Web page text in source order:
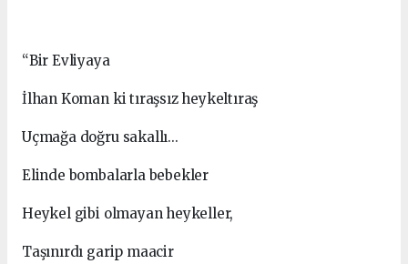
“Bir Evliyaya
İlhan Koman ki tıraşsız heykeltıraş
Uçmağa doğru sakallı...
Elinde bombalarla bebekler
Heykel gibi olmayan heykeller,
Taşınırdı garip maacir